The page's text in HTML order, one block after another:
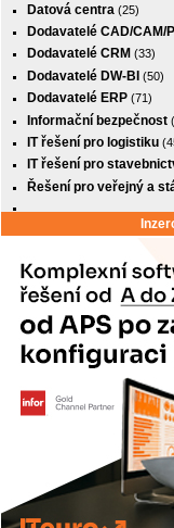
Datová centra (25)
Dodavatelé CAD/CAM/
Dodavatelé CRM (33)
Dodavatelé DW-BI (50)
Dodavatelé ERP (71)
Informační bezpečnost
IT řešení pro logistiku
IT řešení pro
Řešení pro veřejný a